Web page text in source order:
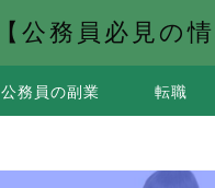
【公務員必見の
公務員の副業 転職